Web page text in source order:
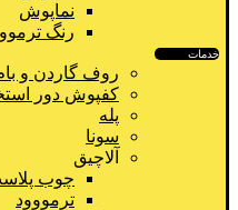
نماپوش
رنگ
خدمات
روف گاردن و
کفپوش دور
پله
سونا
آلاچیق
چوب
ترمووود